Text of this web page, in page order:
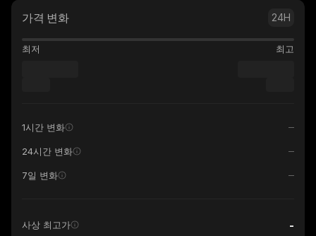
가격 변화 24H
최저 최고
1시간 변화
24시간 변화
7일 변화
사상 최고가 -